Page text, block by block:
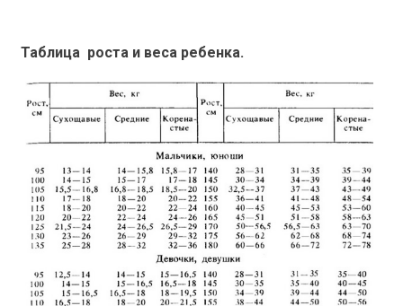
Таблица роста и веса ребенка.